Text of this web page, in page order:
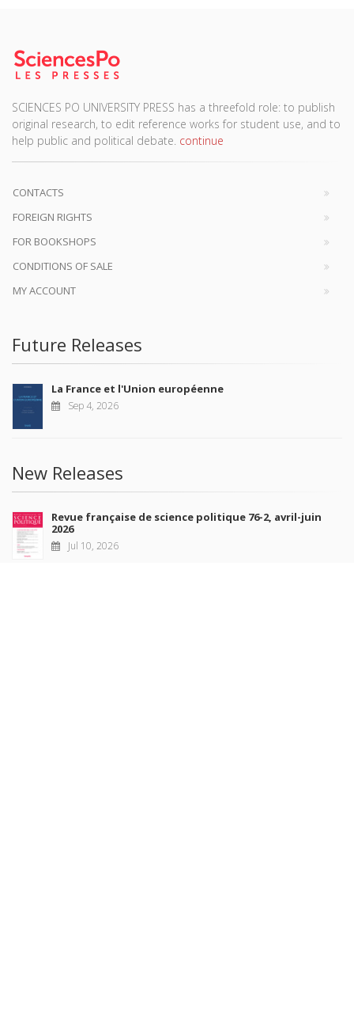
SCIENCES PO UNIVERSITY PRESS has a threefold role: to publish
original research, to edit reference works for student use, and to
help public and political debate. continue
CONTACTS
FOREIGN RIGHTS
FOR BOOKSHOPS
CONDITIONS OF SALE
MY ACCOUNT
Future Releases
La France et l'Union européenne
Sep 4, 2026
New Releases
Revue française de science politique 76-2, avril-juin
2026
Jul 10, 2026